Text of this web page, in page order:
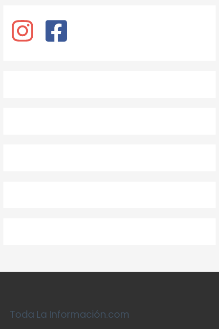
Toda La Información.com